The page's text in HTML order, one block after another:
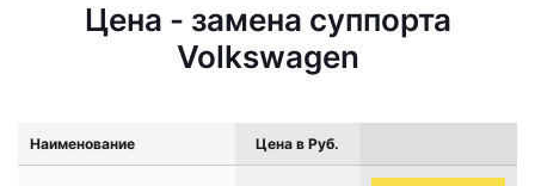
Цена - замена суппорта
Volkswagen
Наименование Цена в Руб.